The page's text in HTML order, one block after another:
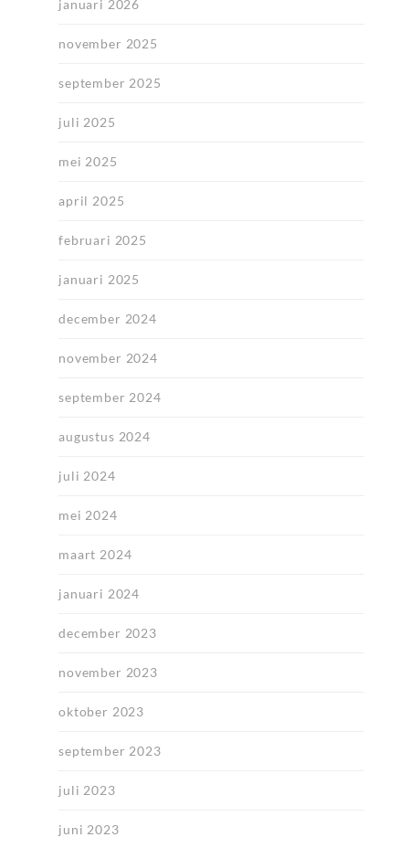
januari 2026
november 2025
september 2025
juli 2025
mei 2025
april 2025
februari 2025
januari 2025
december 2024
november 2024
september 2024
augustus 2024
juli 2024
mei 2024
maart 2024
januari 2024
december 2023
november 2023
oktober 2023
september 2023
juli 2023
juni 2023